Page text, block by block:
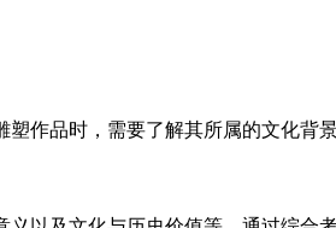
品时，需要了解其所属的文化背